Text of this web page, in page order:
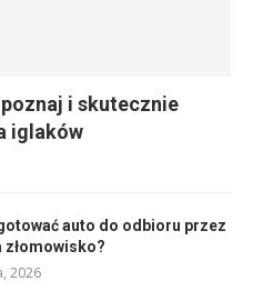
i skutecznie
iglaków
auto do odbioru przez
złomowisko?
2026